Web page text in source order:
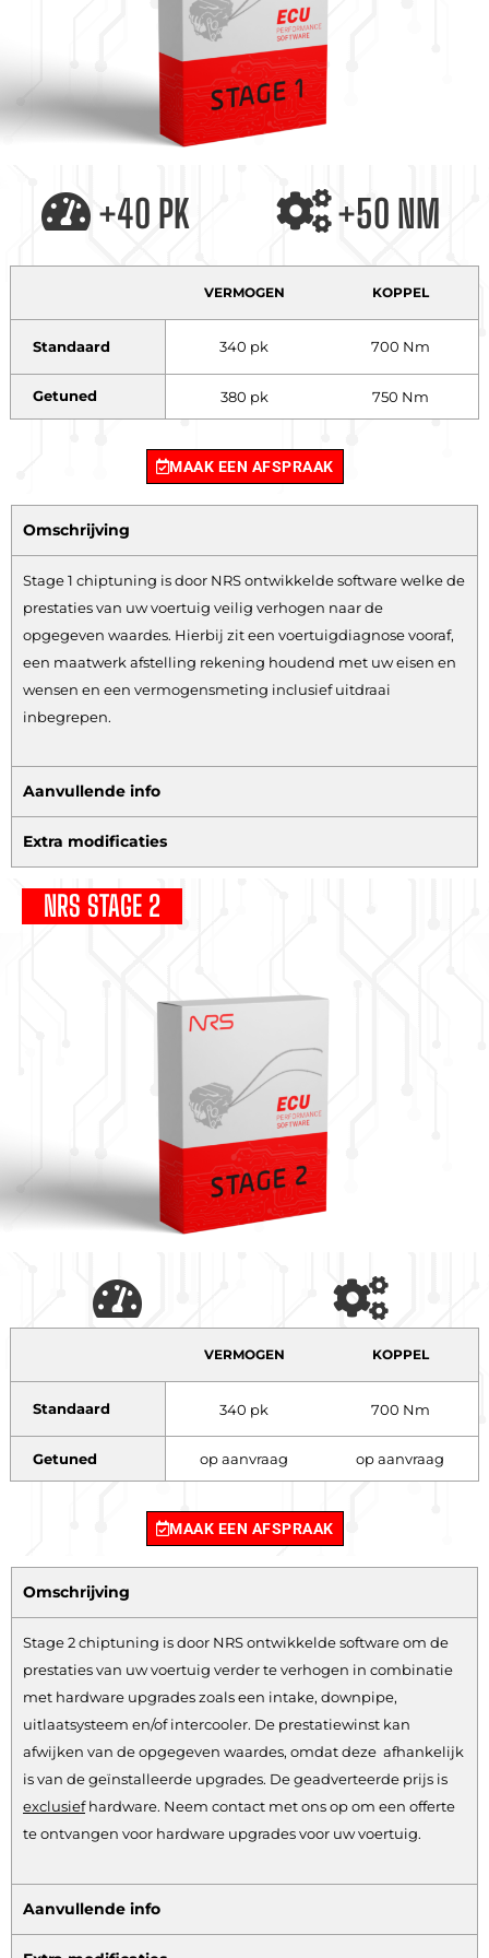
+40 PK +50 NM
VERMOGEN KOPPEL
Standaard 340 pk 700 Nm
Getuned 380 pk 750 Nm
MAAK EEN AFSPRAAK
Omschrijving
Stage 1 chiptuning is door NRS ontwikkelde software welke de
prestaties van uw voertuig veilig verhogen naar de
opgegeven waardes. Hierbij zit een voertuigdiagnose vooraf,
een maatwerk afstelling rekening houdend met uw eisen en
wensen en een vermogensmeting inclusief uitdraai
inbegrepen.
Aanvullende info
Extra modificaties
NRS STAGE 2
VERMOGEN KOPPEL
Standaard 340 pk 700 Nm
Getuned op aanvraag op aanvraag
MAAK EEN AFSPRAAK
Omschrijving
Stage 2 chiptuning is door NRS ontwikkelde software om de
prestaties van uw voertuig verder te verhogen in combinatie
met hardware upgrades zoals een intake, downpipe,
uitlaatsysteem en/of intercooler. De prestatiewinst kan
afwijken van de opgegeven waardes, omdat deze afhankelijk
is van de geïnstalleerde upgrades. De geadverteerde prijs is
exclusiefhardware. Neem contact met ons op om een offerte
te ontvangen voor hardware upgrades voor uw voertuig.
Aanvullende info